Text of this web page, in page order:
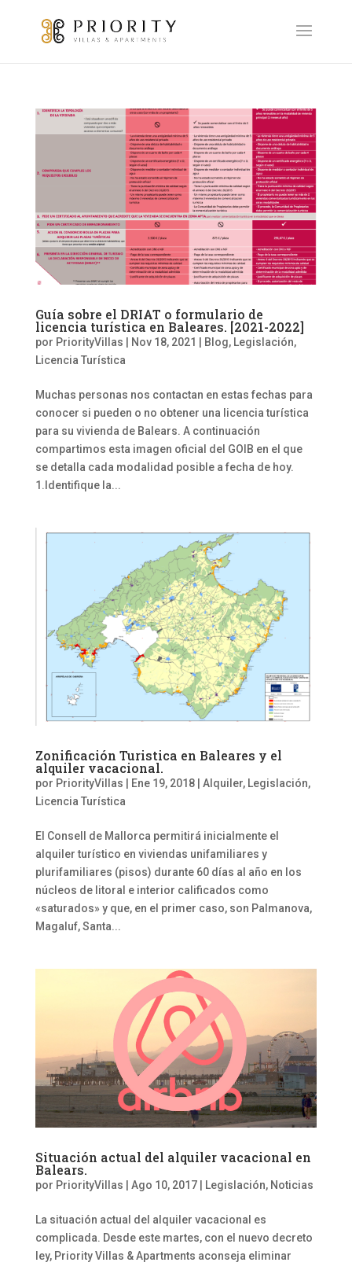
Guía sobre el DRIAT o formulario de
licencia turística en Baleares. [2021-2022]
por PriorityVillas Nov 18, 2021 Blog, Legislación,
Licencia Turística
Muchas personas nos contactan en estas fechas para
conocer si pueden o no obtener una licencia turística
para su vivienda de Balears. A continuación
compartimos esta imagen oficial del GOIB en el que
se detalla cada modalidad posible a fecha de hoy.
1.Identifique la...
Zonificación Turistica en Baleares y el
alquiler vacacional.
por PriorityVillas Ene 19, 2018| Alquiler, Legislación,
Licencia Turística
El Consell de Mallorca permitirá inicialmente el
alquiler turístico en viviendas unifamiliares y
plurifamiliares (pisos) durante 60 días al año en los
núcleos de litoral e interior calificados como
«saturados» y que, en el primer caso, son Palmanova,
Magaluf, Santa...
Situación actual del alquiler vacacional en
Balears.
por PriorityVillas | Ago 10, 2017| Legislación, Noticias
La situación actual del alquiler vacacional es
complicada. Desde este martes, con el nuevo decreto
ley, Priority Villas & Apartments aconseja eliminar